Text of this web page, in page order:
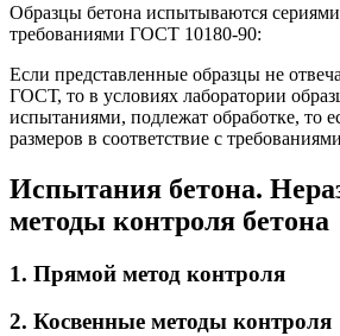
Образцы бетона испытываются сериями
требованиями ГОСТ 10180-90:
Если представленные образцы не
ГОСТ, то в условиях лаборатории
испытаниями, подлежат обработке, то
размеров в соответствие с
Испытания бетона.
методы контроля бетона
1. Прямой метод контроля
2. Косвенные методы контроля